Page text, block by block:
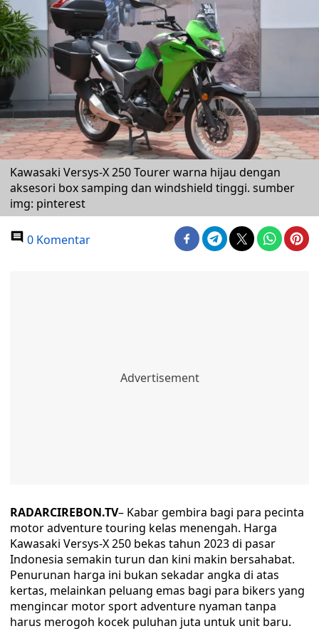
Kawasaki Versys-X 250 Tourer warna hijau dengan
aksesori box samping dan windshield tinggi. sumber
img: pinterest
0 Komentar
RADARCIREBON.TV– Kabar gembira bagi para pecinta
motor adventure touring kelas menengah. Harga
Kawasaki Versys-X 250 bekas tahun 2023 di pasar
Indonesia semakin turun dan kini makin bersahabat.
Penurunan harga ini bukan sekadar angka di atas
kertas, melainkan peluang emas bagi para bikers yang
mengincar motor sport adventure nyaman tanpa
harus merogoh kocek puluhan juta untuk unit baru.